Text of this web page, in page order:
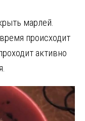
марлей.
происходит
активно